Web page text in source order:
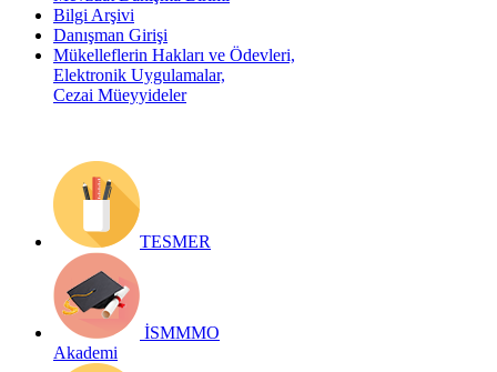
Bilgi Arşivi
Danışman Girişi
Mükelleflerin Hakları ve Ödevleri,
Elektronik Uygulamalar,
Cezai Müeyyideler
TESMER
İSMMMO
Akademi